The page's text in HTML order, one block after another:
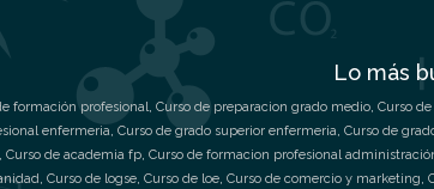
Lo más
formación profesional, Curso de preparacion grado medio, Curso
enfermeria, Curso de grado superior enfermeria, Curso de
, Curso de academia fp, Curso de formacion profesional
, Curso de logse, Curso de loe, Curso de comercio y marketing,